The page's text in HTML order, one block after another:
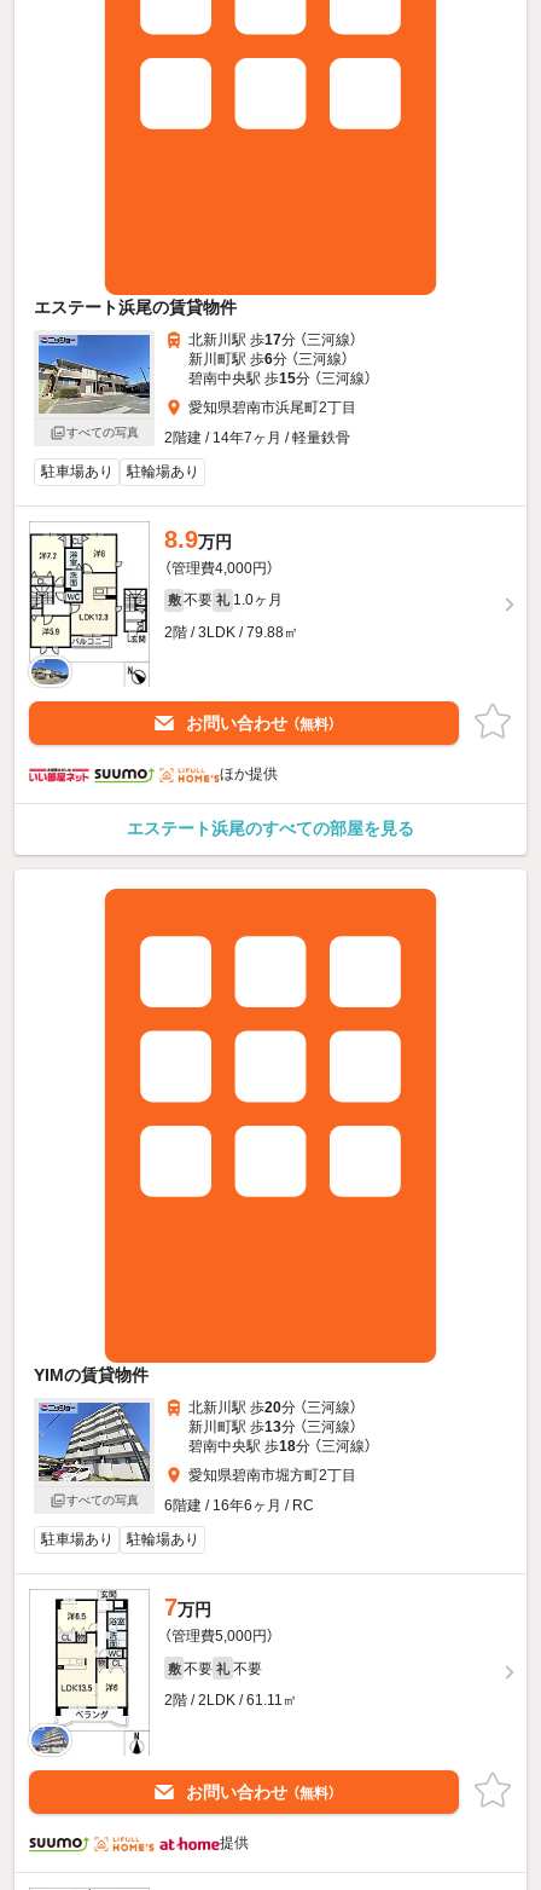
エステート浜尾の賃貸物件
すべての写真
北新川駅 歩17分 （三河線）
新川町駅 歩6分 （三河線）
碧南中央駅 歩15分 （三河線）
愛知県碧南市浜尾町2丁目
2階建 / 14年7ヶ月 / 軽量鉄骨
駐車場あり
駐輪場あり
8.9万円
（管理費4,000円）
敷 不要 礼 1.0ヶ月
2階 / 3LDK / 79.88㎡
お問い合わせ （無料）
ほか提供
エステート浜尾のすべての部屋を見る
YIMの賃貸物件
すべての写真
北新川駅 歩20分 （三河線）
新川町駅 歩13分 （三河線）
碧南中央駅 歩18分 （三河線）
愛知県碧南市堀方町2丁目
6階建 / 16年6ヶ月 / RC
駐車場あり
駐輪場あり
7万円
（管理費5,000円）
敷 不要 礼 不要
2階 / 2LDK / 61.11㎡
お問い合わせ （無料）
提供